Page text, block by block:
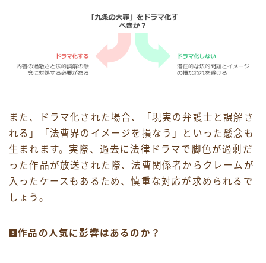
また、ドラマ化された場合、「現実の弁護士と誤解さ
れる」「法曹界のイメージを損なう」といった懸念も
生まれます。実際、過去に法律ドラマで脚色が過剰だ
った作品が放送された際、法曹関係者からクレームが
入ったケースもあるため、慎重な対応が求められるで
しょう。
作品の人気に影響はあるのか？